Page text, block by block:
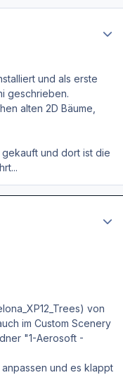
und als erste
geschrieben.
alten 2D Bäume,
und dort ist die
von
im Custom Scenery
"1-Aerosoft -
und es klappt